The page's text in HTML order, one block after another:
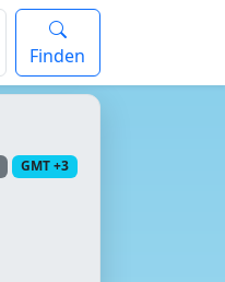
Finden
GMT +3